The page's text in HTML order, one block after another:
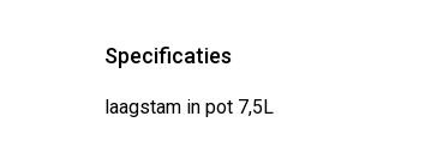
Specificaties
laagstam in pot 7,5L